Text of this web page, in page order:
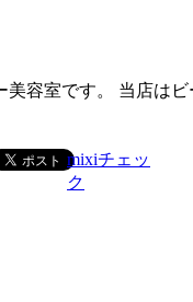
容室です。 当店
mixiチェッ
ク